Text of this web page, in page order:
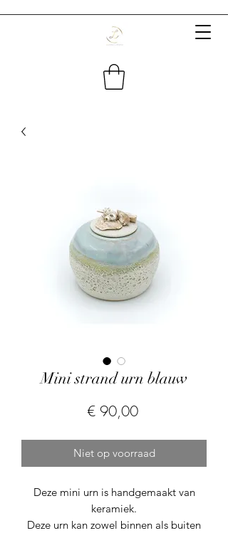
Mini strand urn blauw
€ 90,00Prijs
Niet op voorraad
Deze mini urn is handgemaakt van
keramiek.
Deze urn kan zowel binnen als buiten